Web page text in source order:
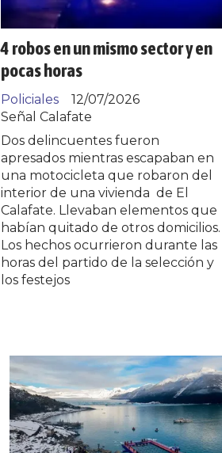
4 robos en un mismo sector y en
pocas horas
Señal Calafate
Policiales 12/07/2026
Dos delincuentes fueron
apresados mientras escapaban en
una motocicleta que robaron del
interior de una vivienda de El
Calafate. Llevaban elementos que
habían quitado de otros domicilios.
Los hechos ocurrieron durante las
horas del partido de la selección y
los festejos